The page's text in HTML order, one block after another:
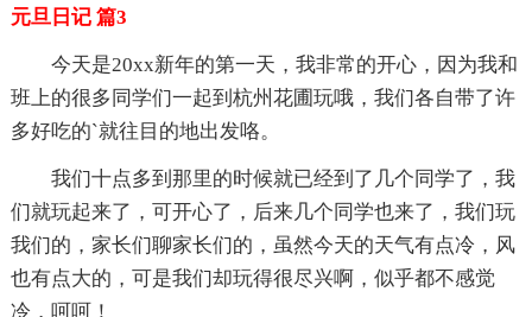
元旦日记 篇3
今天是20xx新年的第一天，我非常的开心，因为我和
班上的很多同学们一起到杭州花圃玩哦，我们各自带了许
多好吃的`就往目的地出发咯。
我们十点多到那里的时候就已经到了几个同学了，我
们就玩起来了，可开心了，后来几个同学也来了，我们玩
我们的，家长们聊家长们的，虽然今天的天气有点冷，风
也有点大的，可是我们却玩得很尽兴啊，似乎都不感觉
冷，呵呵！